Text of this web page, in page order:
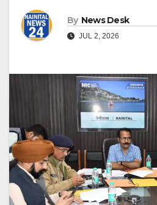
By News Desk
JUL 2, 2026